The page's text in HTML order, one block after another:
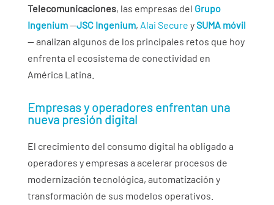
Telecomunicaciones, las empresas del Grupo
Ingenium—JSC Ingenium, Alai Secure ySUMA móvil
— analizan algunos de los principales retos que hoy
enfrenta el ecosistema de conectividad en
América Latina.
Empresas y operadores enfrentan una
nueva presión digital
El crecimiento del consumo digital ha obligado a
operadores y empresas a acelerar procesos de
modernización tecnológica, automatización y
transformación de sus modelos operativos.